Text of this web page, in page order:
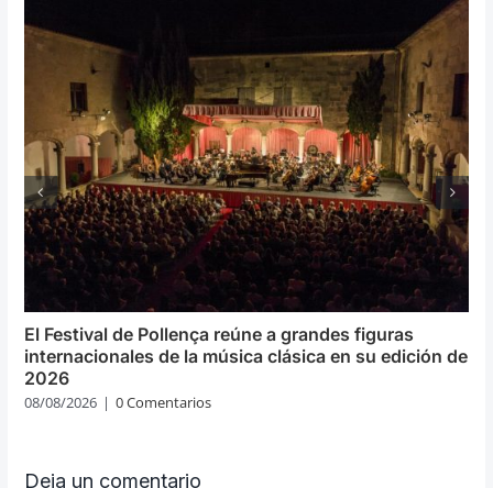
El Festival de Pollença reúne a grandes figuras
internacionales de la música clásica en su edición de
2026
08/08/2026 | 0 Comentarios
Deja un comentario